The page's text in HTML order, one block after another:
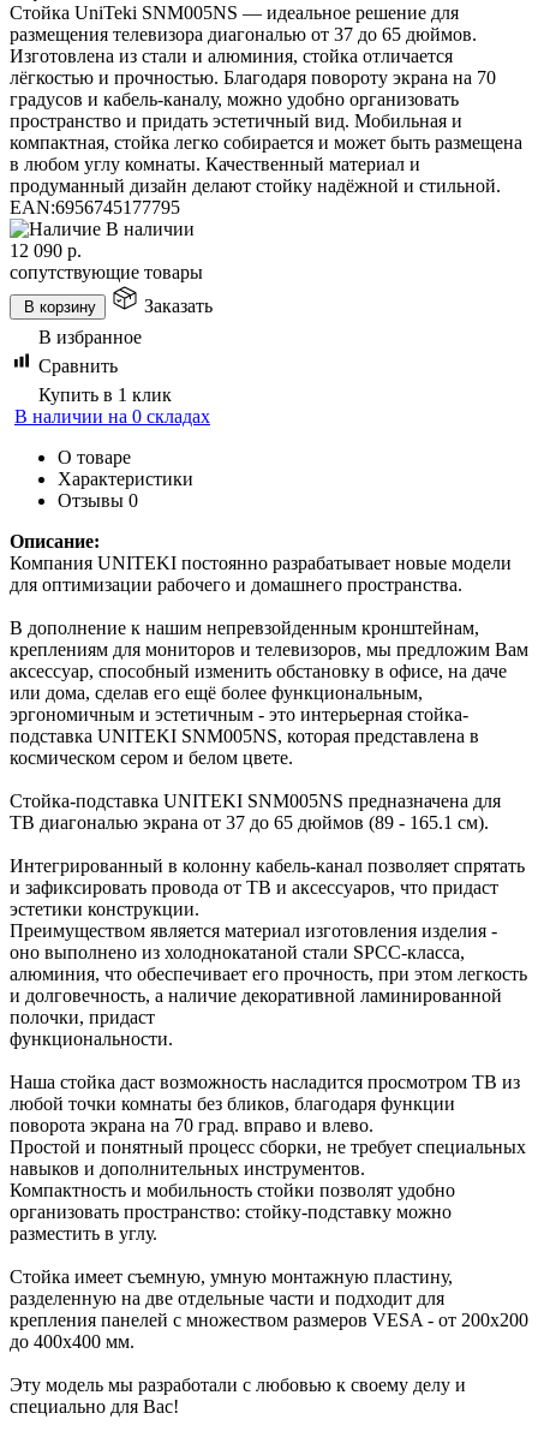
Стойка UniTeki SNM005NS — идеальное решение для
размещения телевизора диагональю от 37 до 65 дюймов.
Изготовлена из стали и алюминия, стойка отличается
лёгкостью и прочностью. Благодаря повороту экрана на 70
градусов и кабель-каналу, можно удобно организовать
пространство и придать эстетичный вид. Мобильная и
компактная, стойка легко собирается и может быть размещена
в любом углу комнаты. Качественный материал и
продуманный дизайн делают стойку надёжной и стильной.
EAN:6956745177795
В наличии
12 090 р.
сопутствующие товары
В корзину
Заказать
В избранное
Сравнить
Купить в 1 клик
В наличии на 0 складах
О товаре
Характеристики
Отзывы 0
Описание:
Компания UNITEKI постоянно разрабатывает новые модели
для оптимизации рабочего и домашнего пространства.
В дополнение к нашим непревзойденным кронштейнам,
креплениям для мониторов и телевизоров, мы предложим Вам
аксессуар, способный изменить обстановку в офисе, на даче
или дома, сделав его ещё более функциональным,
эргономичным и эстетичным - это интерьерная стойка-
подставка UNITEKI SNM005NS, которая представлена в
космическом сером и белом цвете.
Стойка-подставка UNITEKI SNM005NS предназначена для
ТВ диагональю экрана от 37 до 65 дюймов (89 - 165.1 см).
Интегрированный в колонну кабель-канал позволяет спрятать
и зафиксировать провода от ТВ и аксессуаров, что придаст
эстетики конструкции.
Преимуществом является материал изготовления изделия -
оно выполнено из холоднокатаной стали SPCC-класса,
алюминия, что обеспечивает его прочность, при этом легкость
и долговечность, а наличие декоративной ламинированной
полочки, придаст
функциональности.
Наша стойка даст возможность насладится просмотром ТВ из
любой точки комнаты без бликов, благодаря функции
поворота экрана на 70 град. вправо и влево.
Простой и понятный процесс сборки, не требует специальных
навыков и дополнительных инструментов.
Компактность и мобильность стойки позволят удобно
организовать пространство: стойку-подставку можно
разместить в углу.
Стойка имеет съемную, умную монтажную пластину,
разделенную на две отдельные части и подходит для
крепления панелей с множеством размеров VESA - от 200x200
до 400x400 мм.
Эту модель мы разработали с любовью к своему делу и
специально для Вас!